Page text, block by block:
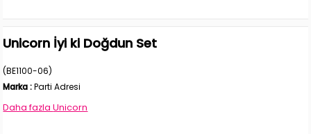
Unicorn İyi ki Doğdun Set
(BE1100-06)
Marka : Parti Adresi
Daha fazlaUnicorn